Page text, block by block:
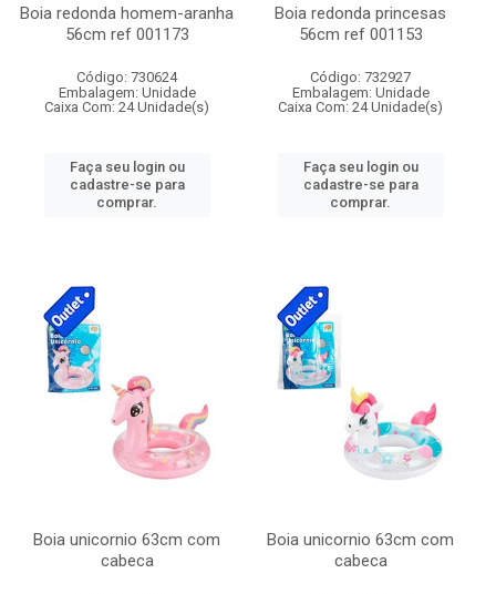
Boia redonda homem-aranha
56cm ref 001173
Código: 730624
Embalagem: Unidade
Caixa Com: 24 Unidade(s)
Faça seu login ou
cadastre-se para
comprar.
Boia redonda princesas
56cm ref 001153
Código: 732927
Embalagem: Unidade
Caixa Com: 24 Unidade(s)
Faça seu login ou
cadastre-se para
comprar.
Boia unicornio 63cm com
cabeca
Boia unicornio 63cm com
cabeca